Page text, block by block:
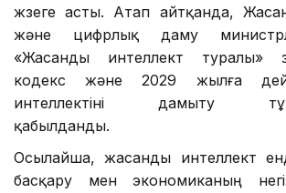
жүзеге асты. Атап айтқанда,
және цифрлық даму
«Жасанды интеллект туралы»
кодекс және 2029 жылға
интеллектіні дамыту
қабылданды.
Осылайша, жасанды интеллект
басқару мен экономиканың